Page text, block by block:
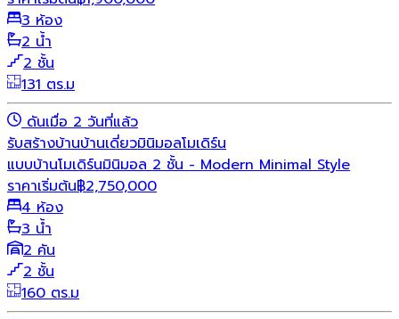
3 ห้อง
2 น้ำ
2 ชั้น
131 ตร.ม
ดันเมื่อ 2 วันที่แล้ว
รับสร้างบ้านบ้านเดี่ยวมินิมอลโมเดิร์น
แบบบ้านโมเดิร์นมินิมอล 2 ชั้น - Modern Minimal Style
ราคาเริ่มต้น฿2,750,000
4 ห้อง
3 น้ำ
2 คัน
2 ชั้น
160 ตร.ม